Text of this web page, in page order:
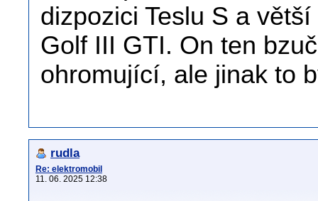
dizpozici Teslu S a
Golf III GTI. On ten
ohromující, ale jinak to
rudla
Re: elektromobil
11. 06. 2025 12:38